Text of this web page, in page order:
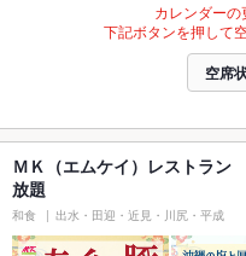
カレンダーの
下記ボタンを押して
空席
ＭＫ（エムケイ）レストラ
放題
和食 出水・田迎・近見・川尻・平成